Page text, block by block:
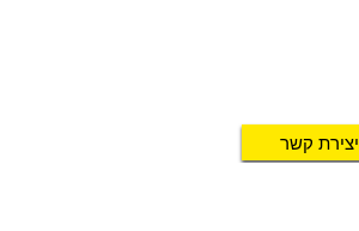
יצירת קשר